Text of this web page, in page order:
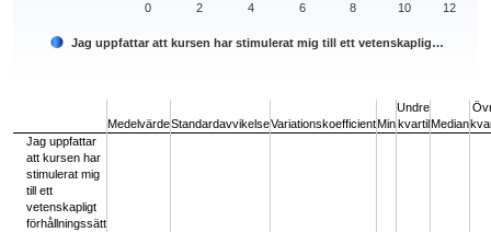
Jag uppfattar att kursen har stimulerat mig till ett vetenskaplig…
0 2 4 6 8 10 12
MedelvärdeStandardavvikelseVariationskoefficientMin
Undre
kvartilMedian
Jag uppfattar
att kursen har
stimulerat mig
till ett
vetenskapligt
förhållningssätt